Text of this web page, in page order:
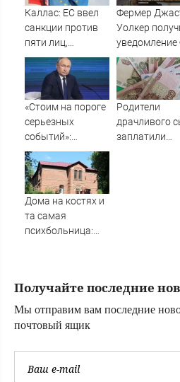
Каллас: ЕС ввел
санкции против
пяти лиц,
связанных с ОПК
России
Фермер
Уолкер
уведомление
о депортации
России
«Стоим на пороге
серьезных
событий»:
Дандыкин
рассказал, чего
ждать после
звонка Путина
Родители
драчливого
заплатили
Дома на костях и
та самая
психбольница:
Новгороде —
Получайте последние
Мы отправим вам последние
почтовый ящик